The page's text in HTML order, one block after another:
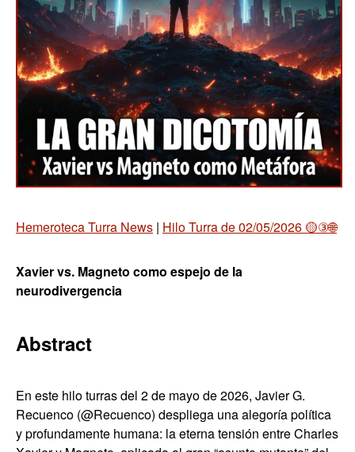
Hemeroteca Turra News | Hilo Turra de 02/05/2026 🟡③🌐
Xavier vs. Magneto como espejo de la
neurodivergencia
Abstract
En este hilo turras del 2 de mayo de 2026, Javier G.
Recuenco (@Recuenco) despliega una alegoría política
y profundamente humana: la eterna tensión entre Charles